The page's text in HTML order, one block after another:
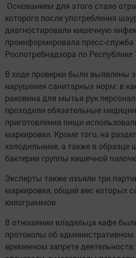
Основанием для этого стало
которого после употребления
диагностировали кишечную
проинформировала пресс-служба
Роспотребнадзора по Республике
В ходе проверки были выявлены
нарушения санитарных норм: в
раковина для мытья рук
проходили обязательные
приготовления пищи
маркировки. Кроме того, на
холодильнике, а также в
бактерии группы кишечной
Эксперты также изъяли три
маркировки, общий вес которых
килограммов.
В отношении владельца кафе
протоколы об административном
временном запрете